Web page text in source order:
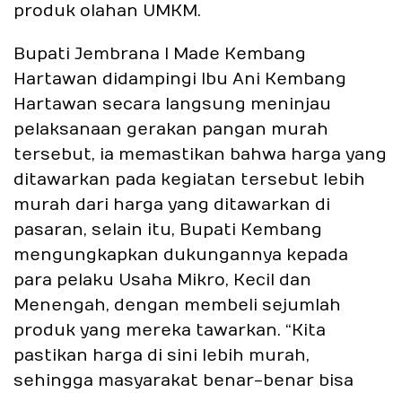
produk olahan UMKM.
Bupati Jembrana I Made Kembang
Hartawan didampingi Ibu Ani Kembang
Hartawan secara langsung meninjau
pelaksanaan gerakan pangan murah
tersebut, ia memastikan bahwa harga yang
ditawarkan pada kegiatan tersebut lebih
murah dari harga yang ditawarkan di
pasaran, selain itu, Bupati Kembang
mengungkapkan dukungannya kepada
para pelaku Usaha Mikro, Kecil dan
Menengah, dengan membeli sejumlah
produk yang mereka tawarkan. “Kita
pastikan harga di sini lebih murah,
sehingga masyarakat benar-benar bisa